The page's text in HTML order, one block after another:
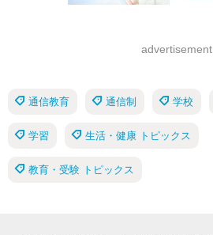
advertisement
通信教育 通信制 学校
学習 生活・健康 トピックス
教育・受験 トピックス